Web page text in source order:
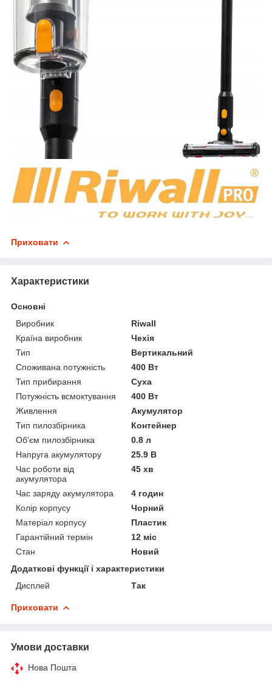
Приховати
Характеристики
Основні
Виробник
Riwall
Країна виробник
Чехія
Тип
Вертикальний
Споживана потужність
400 Вт
Тип прибирання
Суха
Потужність всмоктування
400 Вт
Живлення
Акумулятор
Тип пилозбірника
Контейнер
Об'єм пилозбірника
0.8 л
Напруга акумулятору
25.9 В
Час роботи від
акумулятора
45 хв
Час заряду акумулятора
4 годин
Колір корпусу
Чорний
Матеріал корпусу
Пластик
Гарантійний термін
12 міс
Стан
Новий
Додаткові функції і характеристики
Дисплей
Так
Приховати
Умови доставки
Нова Пошта